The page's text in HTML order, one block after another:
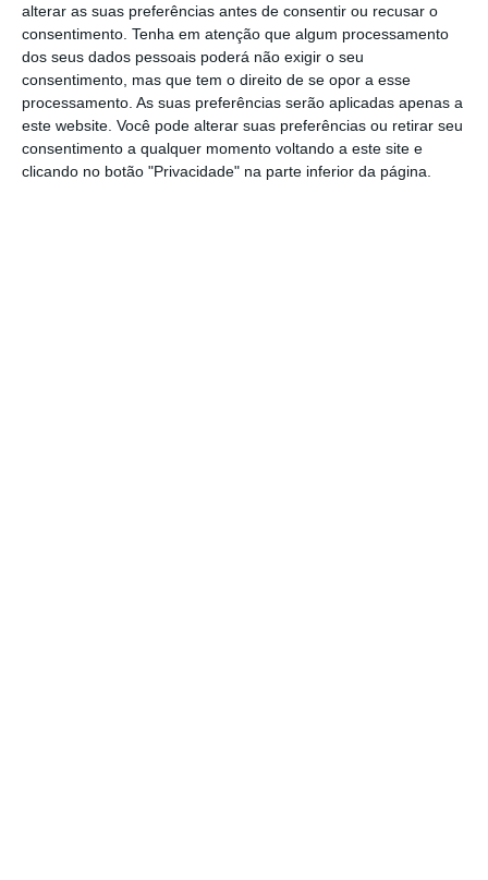
alterar as suas preferências antes de consentir ou recusar o
consentimento. Tenha em atenção que algum processamento
dos seus dados pessoais poderá não exigir o seu
consentimento, mas que tem o direito de se opor a esse
processamento. As suas preferências serão aplicadas apenas a
este website. Você pode alterar suas preferências ou retirar seu
consentimento a qualquer momento voltando a este site e
clicando no botão "Privacidade" na parte inferior da página.
De que forma? Assine o ECO Premium e
tenha acesso a notícias exclusivas, à
opinião que conta, às reportagens e
especiais que mostram o outro lado da
história.